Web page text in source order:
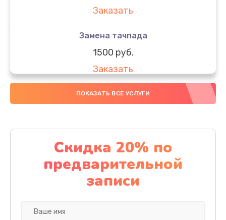
Заказать
Замена тачпада
1500 руб.
Заказать
Замена южного моста
Заказать
Чистка от пыли
1060 руб.
Заказать
ПОКАЗАТЬ ВСЕ УСЛУГИ
Скидка 20% по
предварительной
записи